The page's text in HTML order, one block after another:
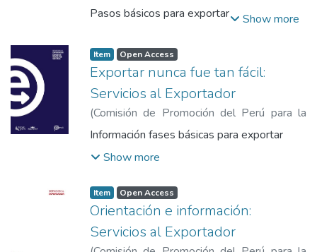
Exportación y el Turismo,2014
de Promoción del Perú para la Exportación
Pasos básicos para exportar Show more
Item Open Access
Exportar nunca fue tan fácil:
Servicios al Exportador
(Comisión de Promoción del Perú para la
Exportación y el Turismo,2011)Comisión
y el Turismo
Información fases básicas para exportar
Show more
Item Open Access
Orientación e información:
Servicios al Exportador